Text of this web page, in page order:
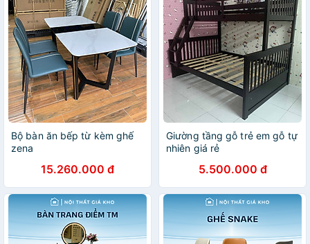
Bộ bàn ăn bếp từ kèm ghế
zena
15.260.000 đ
Giường tầng gỗ trẻ em gỗ tự
nhiên giá rẻ
5.500.000 đ